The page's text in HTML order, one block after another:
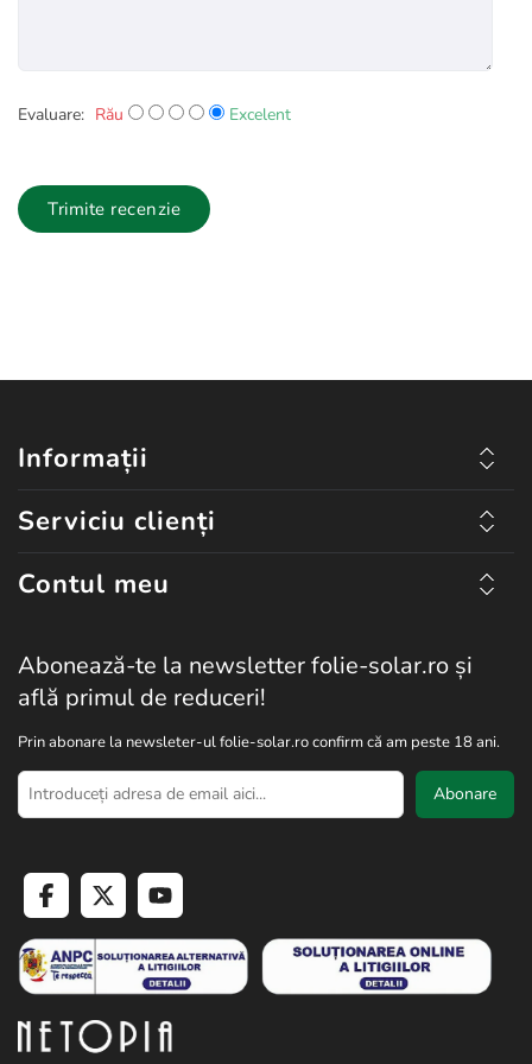
Evaluare: Rău Excelent
Trimite recenzie
Informații
Serviciu clienți
Contul meu
Abonează-te la newsletter folie-solar.ro și
află primul de reduceri!
Prin abonare la newsleter-ul folie-solar.ro confirm că am peste 18 ani.
Abonare